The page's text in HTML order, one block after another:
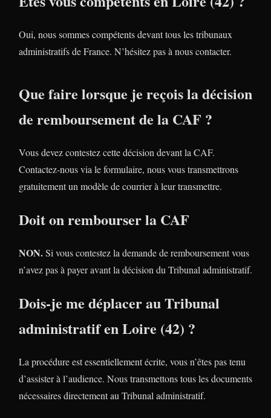
Oui, nous sommes compétents devant tous les tribunaux
administratifs de France. N’hésitez pas à nous contacter.
Que faire lorsque je reçois la décision
de remboursement de la CAF ?
Vous devez contestez cette décision devant la CAF.
Contactez-nous via le formulaire, nous vous transmettrons
gratuitement un modèle de courrier à leur transmettre.
Doit on rembourser la CAF
NON.Si vous contestez la demande de remboursement vous
n’avez pas à payer avant la décision du Tribunal administratif.
Dois-je me déplacer au Tribunal
administratif en Loire (42) ?
La procédure est essentiellement écrite, vous n’êtes pas tenu
d’assister à l’audience. Nous transmettons tous les documents
nécessaires directement au Tribunal administratif.